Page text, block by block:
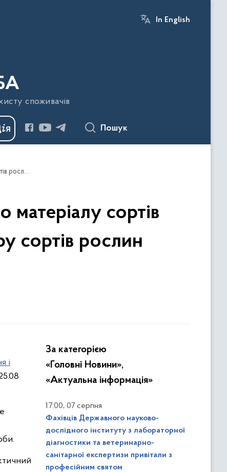
In English
споживачів
Пошук
Ввезення в Україну зразків насіння і садивного матеріалу сортів рослин, не внесених до Державного реєстру сортів рослин
матеріалу сортів
сортів рослин
і
За категорією
«Головні Новини»,
«Актуальна інформація»
17:00, 07 серпня
Фахівців Державного науково-
дослідного інституту з лабораторної
діагностики та ветеринарно-
санітарної експертизи привітали з
професійним святом